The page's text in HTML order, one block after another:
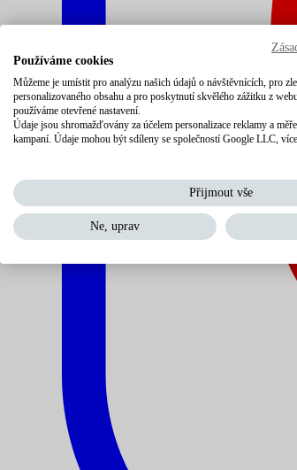
Používáme cookies
Můžeme je umístit pro analýzu našich údajů o návštěvnících, pro
personalizovaného obsahu a pro poskytnutí skvělého zážitku z
používáme otevřené nastavení.
Údaje jsou shromažďovány za účelem personalizace reklamy a
kampaní. Údaje mohou být sdíleny se společností Google LLC,
Přijmout vše
Ne, uprav